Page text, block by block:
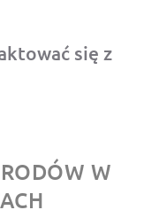
się z
W